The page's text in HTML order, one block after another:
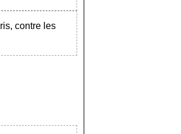
contre les